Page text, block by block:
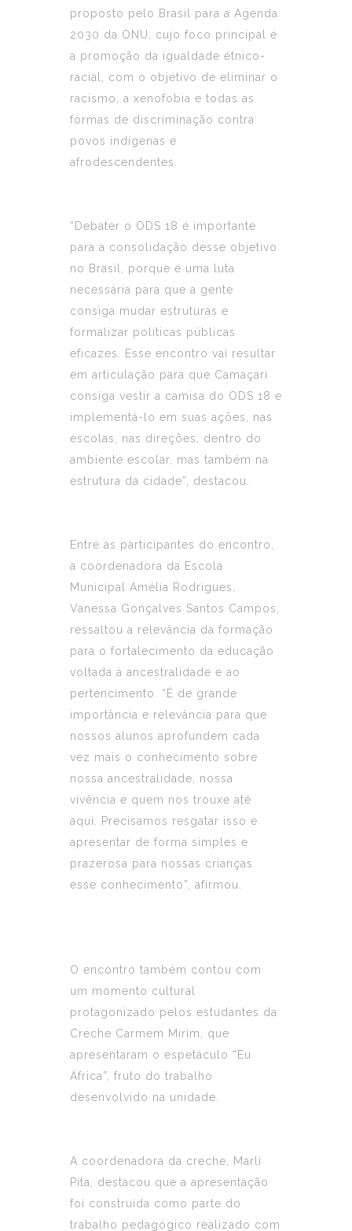
proposto pelo Brasil para a Agenda
2030 da ONU, cujo foco principal é
a promoção da igualdade étnico-
racial, com o objetivo de eliminar o
racismo, a xenofobia e todas as
formas de discriminação contra
povos indígenas e
afrodescendentes.
“Debater o ODS 18 é importante
para a consolidação desse objetivo
no Brasil, porque é uma luta
necessária para que a gente
consiga mudar estruturas e
formalizar políticas públicas
eficazes. Esse encontro vai resultar
em articulação para que Camaçari
consiga vestir a camisa do ODS 18 e
implementá-lo em suas ações, nas
escolas, nas direções, dentro do
ambiente escolar, mas também na
estrutura da cidade”, destacou.
Entre as participantes do encontro,
a coordenadora da Escola
Municipal Amélia Rodrigues,
Vanessa Gonçalves Santos Campos,
ressaltou a relevância da formação
para o fortalecimento da educação
voltada à ancestralidade e ao
pertencimento. “É de grande
importância e relevância para que
nossos alunos aprofundem cada
vez mais o conhecimento sobre
nossa ancestralidade, nossa
vivência e quem nos trouxe até
aqui. Precisamos resgatar isso e
apresentar de forma simples e
prazerosa para nossas crianças
esse conhecimento”, afirmou.
O encontro também contou com
um momento cultural
protagonizado pelos estudantes da
Creche Carmem Mirim, que
apresentaram o espetáculo “Eu
África”, fruto do trabalho
desenvolvido na unidade.
A coordenadora da creche, Marli
Pita, destacou que a apresentação
foi construída como parte do
trabalho pedagógico realizado com